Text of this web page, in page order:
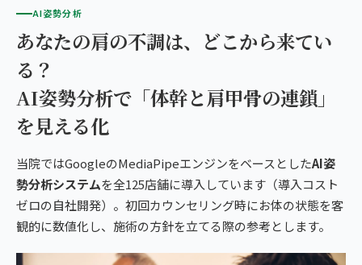
AI姿勢分析
あなたの肩の不調は、どこから来てい
る？
AI姿勢分析で「体幹と肩甲骨の連鎖」
を見える化
当院ではGoogleのMediaPipeエンジンをベースとしたAI姿
勢分析システムを全125店舗に導入しています（導入コスト
ゼロの自社開発）。初回カウンセリング時にお体の状態を客
観的に数値化し、施術の方針を立てる際の参考とします。